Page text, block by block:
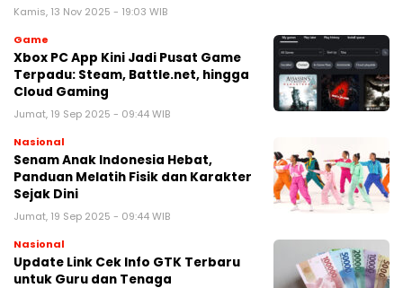
Kamis, 13 Nov 2025 - 19:03 WIB
Game
Xbox PC App Kini Jadi Pusat Game
Terpadu: Steam, Battle.net, hingga
Cloud Gaming
Jumat, 19 Sep 2025 - 09:44 WIB
Nasional
Senam Anak Indonesia Hebat,
Panduan Melatih Fisik dan Karakter
Sejak Dini
Jumat, 19 Sep 2025 - 09:44 WIB
Nasional
Update Link Cek Info GTK Terbaru
untuk Guru dan Tenaga